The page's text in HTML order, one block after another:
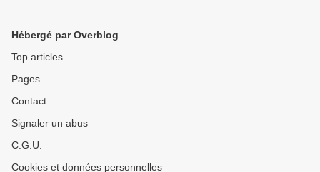
Hébergé par Overblog
Top articles
Pages
Contact
Signaler un abus
C.G.U.
Cookies et données personnelles